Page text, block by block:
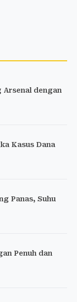
Arsenal dengan
Kasus Dana
Panas, Suhu
Penuh dan